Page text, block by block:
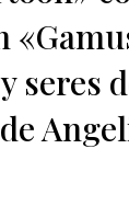
seres